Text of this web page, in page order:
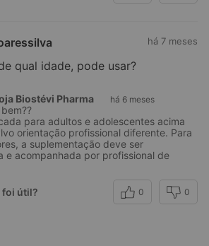
há 7 meses
qual idade, pode usar?
Biostévi Pharma há 6 meses
para adultos e adolescentes acima
orientação profissional diferente. Para
a suplementação deve ser
e acompanhada por profissional de
foi útil? 0 0